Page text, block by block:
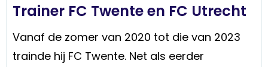
Trainer FC Twente en FC Utrecht
Vanaf de zomer van 2020 tot die van 2023
trainde hij FC Twente. Net als eerder